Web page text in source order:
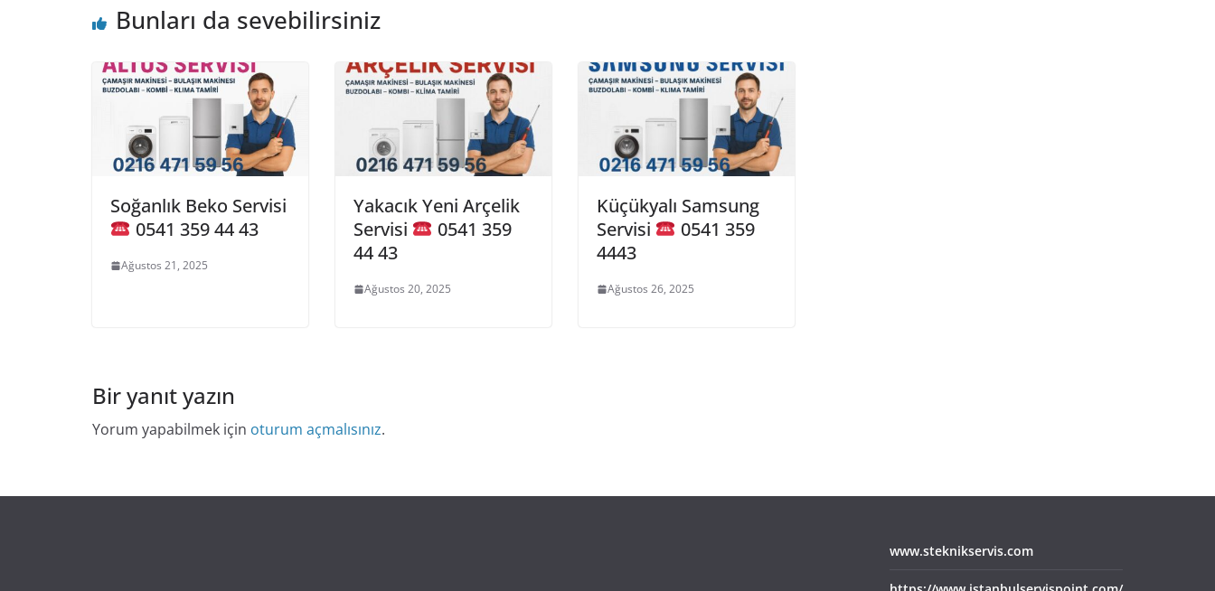
Bunları da sevebilirsiniz
Soğanlık Beko Servisi
0541 359 44 43
Ağustos 21, 2025
Yakacık Yeni Arçelik
Servisi
0541 359
44 43
Ağustos 20, 2025
Küçükyalı Samsung
Servisi
0541 359
4443
Ağustos 26, 2025
Bir yanıt yazın
Yorum yapabilmek için oturum açmalısınız.
www.steknikservis.com